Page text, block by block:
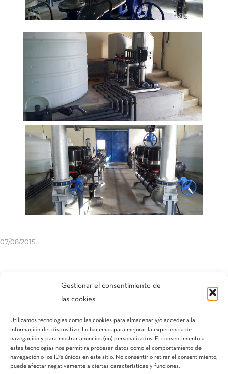
Gestionar el consentimiento de
las cookies
Utilizamos tecnologías como las cookies para almacenar y/o acceder a la
información del dispositivo. Lo hacemos para mejorar la experiencia de
navegación y para mostrar anuncios (no) personalizados. El consentimiento a
estas tecnologías nos permitirá procesar datos como el comportamiento de
navegación o los ID's únicos en este sitio. No consentir o retirar el consentimiento,
puede afectar negativamente a ciertas características y funciones.
07/08/2015